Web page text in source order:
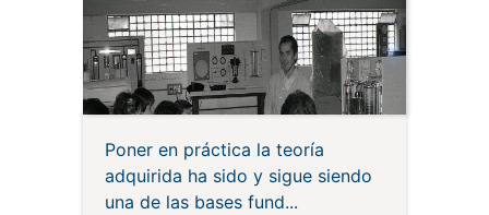
Poner en práctica la teoría
adquirida ha sido y sigue siendo
una de las bases fund